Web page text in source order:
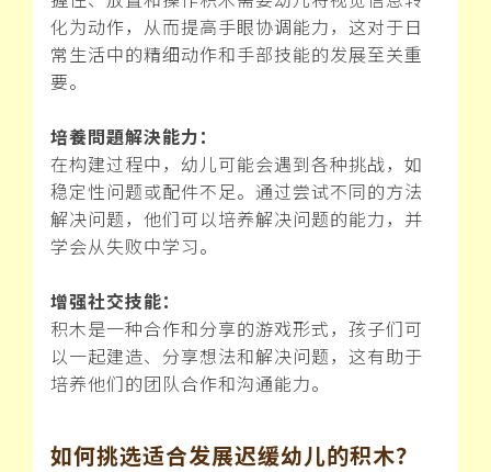
化为动作，从而提高手眼协调能力，这对于日
常生活中的精细动作和手部技能的发展至关重
要。
培養問題解決能力：
在构建过程中，幼儿可能会遇到各种挑战，如
稳定性问题或配件不足。通过尝试不同的方法
解决问题，他们可以培养解决问题的能力，并
学会从失败中学习。
增强社交技能：
积木是一种合作和分享的游戏形式，孩子们可
以一起建造、分享想法和解决问题，这有助于
培养他们的团队合作和沟通能力。
如何挑选适合发展迟缓幼儿的积木？